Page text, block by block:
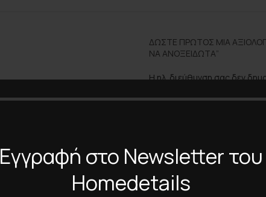
Εγγραφή στο Newsletter του
Homedetails
ΔΏΣΤΕ ΠΡΏΤΟΣ ΜΊΑ
ΝΑ ΑΝΟΞΕΊΔΩΤΑ”
Η ηλ. διεύθυνση σας δεν
Η Αξιολόγησή Σας*
Όνομα *